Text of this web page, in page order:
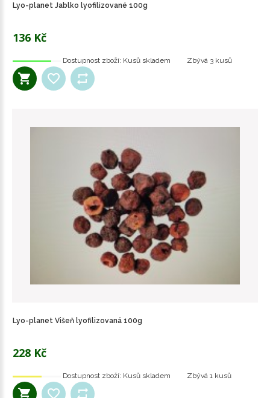
Lyo-planet Jablko lyofilizované 100g
136 Kč
Dostupnost zboží: Kusů skladem Zbývá 3 kusů
Lyo-planet Višeň lyofilizovaná 100g
228 Kč
Dostupnost zboží: Kusů skladem Zbývá 1 kusů